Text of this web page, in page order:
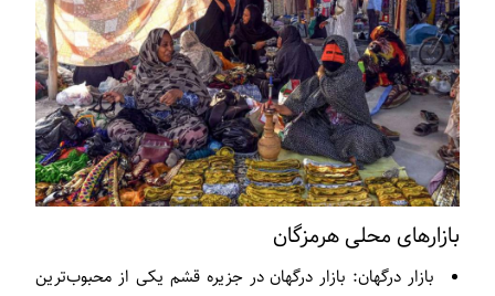
بازارهای محلی هرمزگان
بازار درگهان: بازار درگهان در جزیره قشم یکی از محبوب‌ترین